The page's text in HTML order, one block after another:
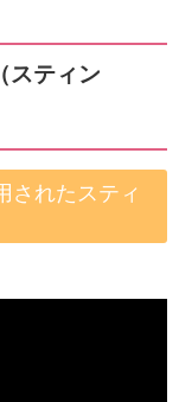
スティン
されたスティ